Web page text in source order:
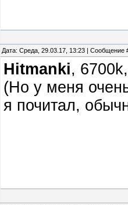
Дата: Среда, 29.03.17, 13:23 | Сообщение
Hitmanki,
(Но у меня
я почитал,